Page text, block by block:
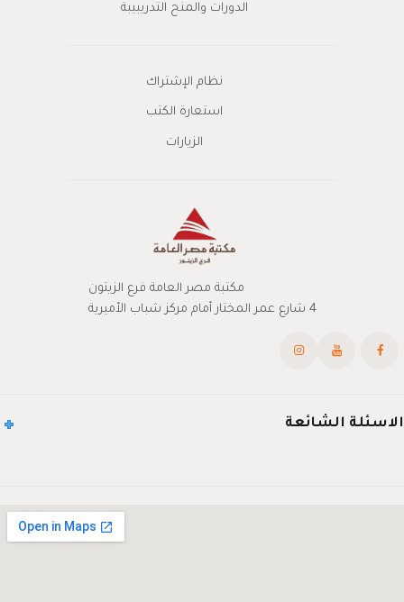
الدورات والمنح التدريبيبة
نظام الإشتراك
استعارة الكتب
الزيارات
مكتبة مصر العامة فرع الزيتون
4 شارع عمر المختار أمام مركز شباب الأميرية
الاسئلة الشائعة